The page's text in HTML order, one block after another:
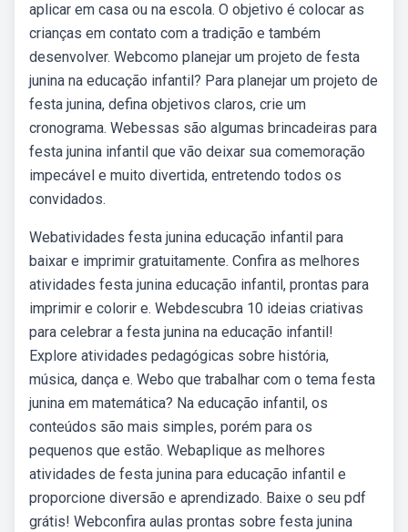
aplicar em casa ou na escola. O objetivo é colocar as
crianças em contato com a tradição e também
desenvolver. Webcomo planejar um projeto de festa
junina na educação infantil? Para planejar um projeto de
festa junina, defina objetivos claros, crie um
cronograma. Webessas são algumas brincadeiras para
festa junina infantil que vão deixar sua comemoração
impecável e muito divertida, entretendo todos os
convidados.
Webatividades festa junina educação infantil para
baixar e imprimir gratuitamente. Confira as melhores
atividades festa junina educação infantil, prontas para
imprimir e colorir e. Webdescubra 10 ideias criativas
para celebrar a festa junina na educação infantil!
Explore atividades pedagógicas sobre história,
música, dança e. Webo que trabalhar com o tema festa
junina em matemática? Na educação infantil, os
conteúdos são mais simples, porém para os
pequenos que estão. Webaplique as melhores
atividades de festa junina para educação infantil e
proporcione diversão e aprendizado. Baixe o seu pdf
grátis! Webconfira aulas prontas sobre festa junina